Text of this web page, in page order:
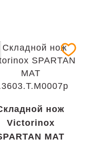
нож
Victorinox
MAT